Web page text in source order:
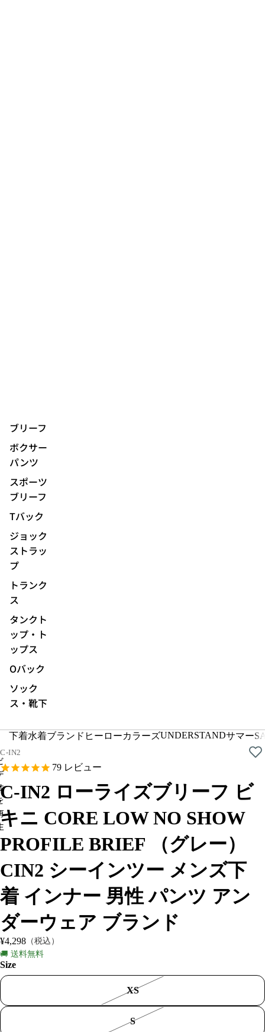
ブリーフ
ボクサー
パンツ
スポーツ
ブリーフ
Tバック
ジョック
ストラッ
プ
トランク
ス
タンクト
ップ・ト
ップス
Oバック
ソック
ス・靴下
下着水着ブランド ヒーローカラーズUNDERSTANDサマー
C-IN2
79 レビュー
C-IN2 ローライズブリーフ ビ
キニ CORE LOW NO SHOW
PROFILE BRIEF （グレー）
CIN2 シーインツー メンズ下
着 インナー 男性 パンツ アン
ダーウェア ブランド
¥4,298 （税込）
🚚 送料無料
Size
XS
S